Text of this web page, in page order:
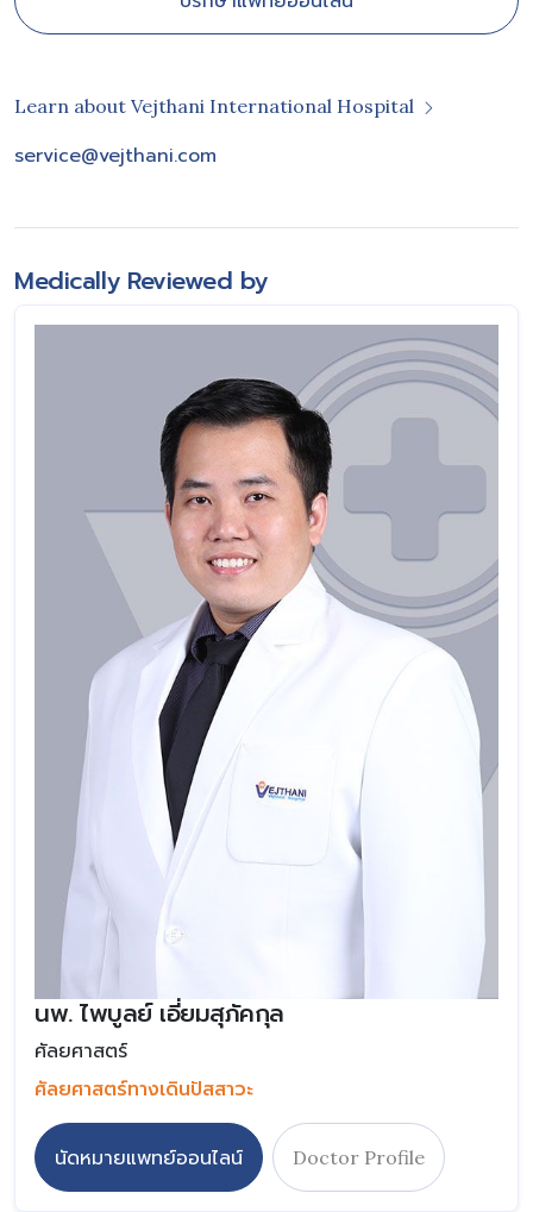
Learn about Vejthani International Hospital
service@vejthani.com
Medically Reviewed by
นพ. ไพบูลย์ เอี่ยมสุภัคกุล
ศัลยศาสตร์
ศัลยศาสตร์ทางเดินปัสสาวะ
นัดหมายแพทย์ออนไลน์ Doctor Profile